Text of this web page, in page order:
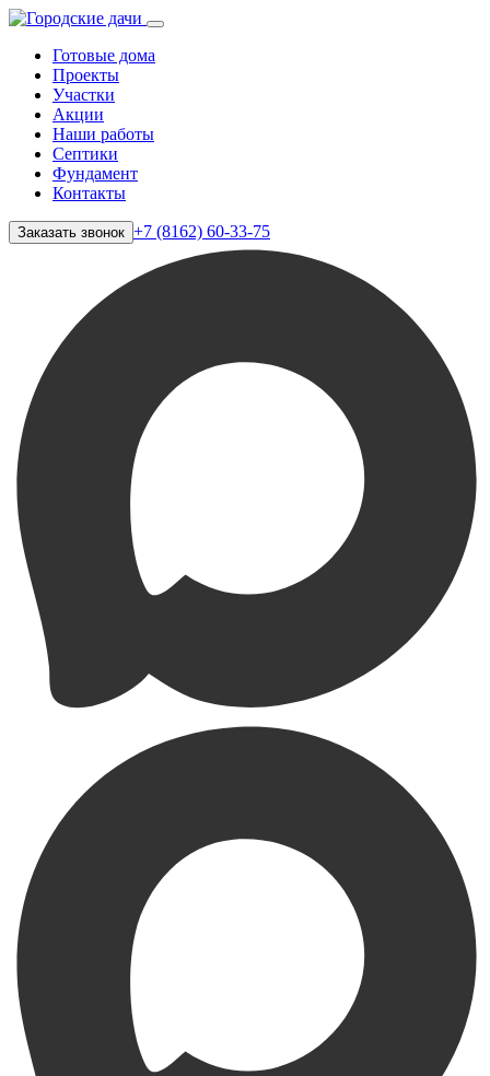
Готовые дома
Проекты
Участки
Акции
Наши работы
Септики
Фундамент
Контакты
Заказать звонок +7 (8162) 60-33-75